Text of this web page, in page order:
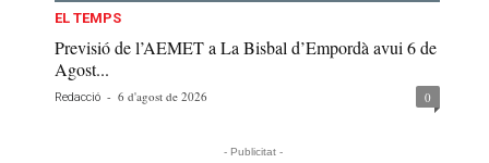
EL TEMPS
Previsió de l’AEMET a La Bisbal d’Empordà avui 6 de
Agost...
Redacció - 6 d'agost de 2026 0
- Publicitat -